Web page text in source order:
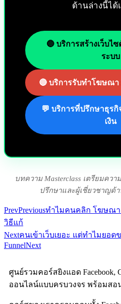
ด้านล่างนี้ได้
🔵 บริการสร้างเว็บไ
ระบบ
🔴 บริการรับทำโฆษณ
💬 บริการที่ปรึกษาธุรกิ
เงิน
บทความ Masterclass เตรียมคว
ปรึกษาและผู้เชี่ยวชาญด้
PrevPreviousทำไมคนคลิก โฆษณา
วิธีแก้
Nextคนเข้าเว็บเยอะ แต่ทำไมยอด
FunnelNext
ศูนย์รวมคอร์สยิงแอด Facebook,
ออนไลน์แบบครบวงจร พร้อมสอ